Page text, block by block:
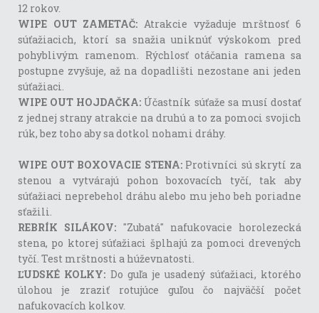
12 rokov.
WIPE OUT ZAMETAČ: Atrakcie vyžaduje mrštnosť 6
súťažiacich, ktorí sa snažia uniknúť výskokom pred
pohyblivým ramenom. Rýchlosť otáčania ramena sa
postupne zvyšuje, až na dopadlišti nezostane ani jeden
súťažiaci.
WIPE OUT HOJDAČKA: Účastník súťaže sa musí dostať
z jednej strany atrakcie na druhú a to za pomoci svojich
rúk, bez toho aby sa dotkol nohami dráhy.
WIPE OUT BOXOVACIE STENA:Protivníci sú skrytí za
stenou a vytvárajú pohon boxovacích tyčí, tak aby
súťažiaci neprebehol dráhu alebo mu jeho beh poriadne
sťažili.
REBRÍK SILÁKOV: "Zubatá" nafukovacie horolezecká
stena, po ktorej súťažiaci šplhajú za pomoci drevených
tyčí. Test mrštnosti a húževnatosti.
ĽUDSKÉ KOLKY: Do guľa je usadený súťažiaci, ktorého
úlohou je zraziť rotujúce guľou čo najväčší počet
nafukovacích kolkov.